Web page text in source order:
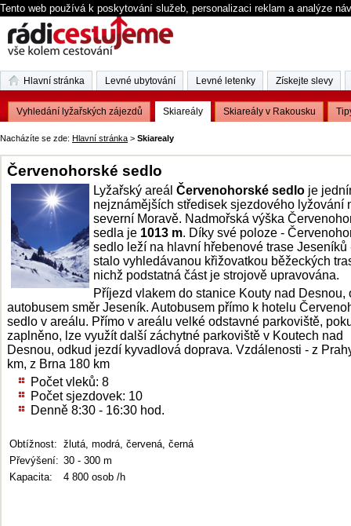
Tento web používá k poskytování služeb, personalizaci reklam a analýze
Nacházíte se zde: Hlavní stránka > Skiarealy
Červenohorské sedlo
Lyžařský areál Červenohorské sedlo je
nejznámějších středisek sjezdového lyžování
severní Moravě. Nadmořská výška
sedla je 1013 m. Díky své poloze -
sedlo leží na hlavní hřebenové trase Jeseníků
stalo vyhledávanou křižovatkou běžeckých
nichž podstatná část je strojově upravována.
Příjezd vlakem do stanice Kouty nad Desnou,
autobusem směr Jeseník. Autobusem přímo k hotelu
sedlo v areálu. Přímo v areálu velké odstavné parkoviště,
zaplněno, lze využít další záchytné parkoviště v Koutech nad
Desnou, odkud jezdí kyvadlová doprava. Vzdálenosti - z
km, z Brna 180 km
Počet vleků: 8
Počet sjezdovek: 10
Denně 8:30 - 16:30 hod.
Obtížnost: žlutá, modrá, červená, černá
Převýšení: 30 - 300 m
Kapacita:
4 800 osob /h
Hlavní stránka Levné ubytování Levné letenky Získejte slevy
Vyhledání lyžařských zájezdů Skiareály Skiareály v Rakousku